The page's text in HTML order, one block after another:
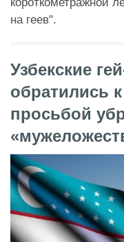
на геев".
Узбекские
обратились
просьбой